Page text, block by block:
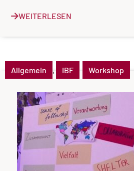
WEITERLESEN
Allgemein , IBF Workshop